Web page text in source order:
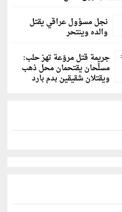
نجل مسؤول عراقي يقتل
والده وينتحر
جريمة قتل مروّعة تهز حلب:
مسلّحان يقتحمان محل ذهب
ويقتلان شقيقين بدم بارد